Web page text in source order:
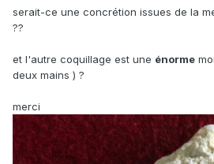
serait-ce une concrétion issues de la
??
et l'autre coquillage est une énorme
deux mains ) ?
merci